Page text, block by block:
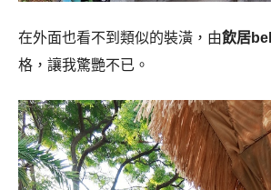
在外面也看不到類似的裝潢，由飲居
格，讓我驚艷不已。